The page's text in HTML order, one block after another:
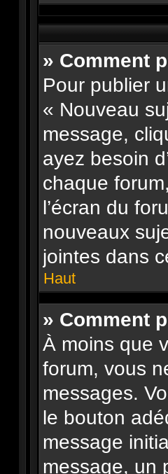
» Comment
Pour publier
« Nouveau
message,
ayez besoin
chaque
l’écran du
nouveaux
jointes dans
Haut
» Comment
À moins que
forum, vous
messages.
le bouton
message
message, un